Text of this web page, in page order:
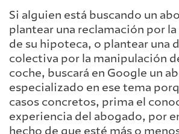
Si alguien está buscando un
plantear una reclamación por la
de su hipoteca, o plantear una
colectiva por la manipulación
coche, buscará en Google un
especializado en ese tema
casos concretos, prima el
experiencia del abogado, por
hecho de que esté más o